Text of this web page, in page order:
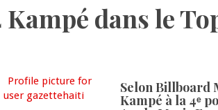
Kampé dans le
Selon Billboard
Kampé à la 4ᵉ